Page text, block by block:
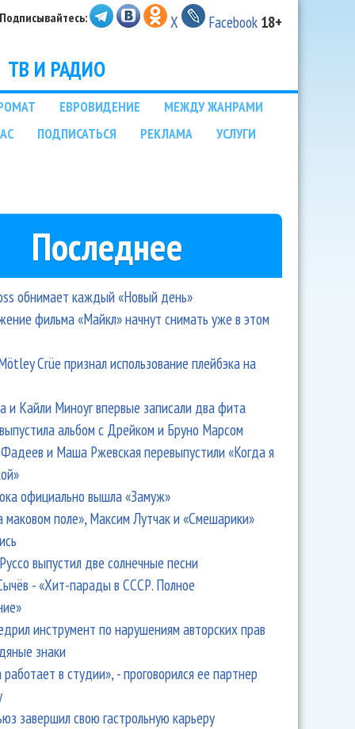
Подписывайтесь: X Facebook 18+
ТВ И РАДИО
ЕВРОВИДЕНИЕ
МЕЖДУ ЖАНРАМИ
ПОДПИСАТЬСЯ РЕКЛАМА
УСЛУГИ
Премия назвала Барских, Артик и Асти
Последнее
обнимает каждый «Новый день»
фильма «Майкл» начнут снимать уже в этом
Crüe признал использование плейбэка на
и Кайли Миноуг впервые записали два фита
альбом с Дрейком и Бруно Марсом
и Маша Ржевская перевыпустили «Когда я
официально вышла «Замуж»
маковом поле», Максим Лутчак и «Смешарики»
выпустил две солнечные песни
- «Хит-парады в СССР. Полное
инструмент по нарушениям авторских прав
знаки
в студии», - проговорился ее партнер
завершил свою гастрольную карьеру